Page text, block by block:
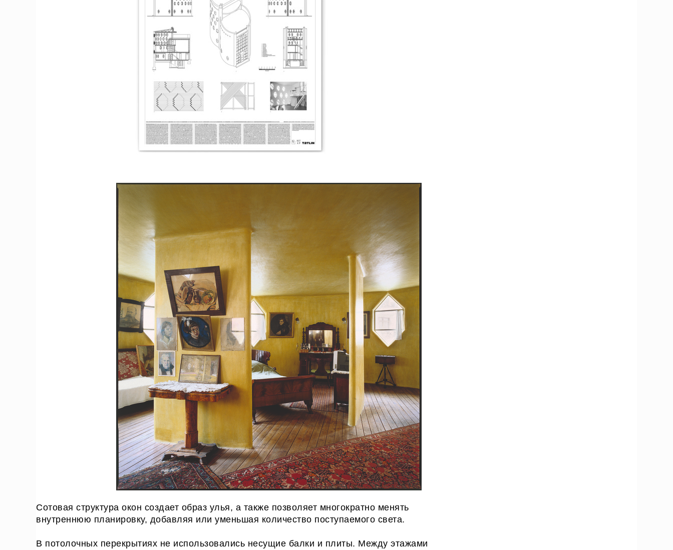
Сотовая структура окон создает образ улья, а также позволяет многократно менять
внутреннюю планировку, добавляя или уменьшая количество поступаемого света.
В потолочных перекрытиях не использовались несущие балки и плиты. Между этажами